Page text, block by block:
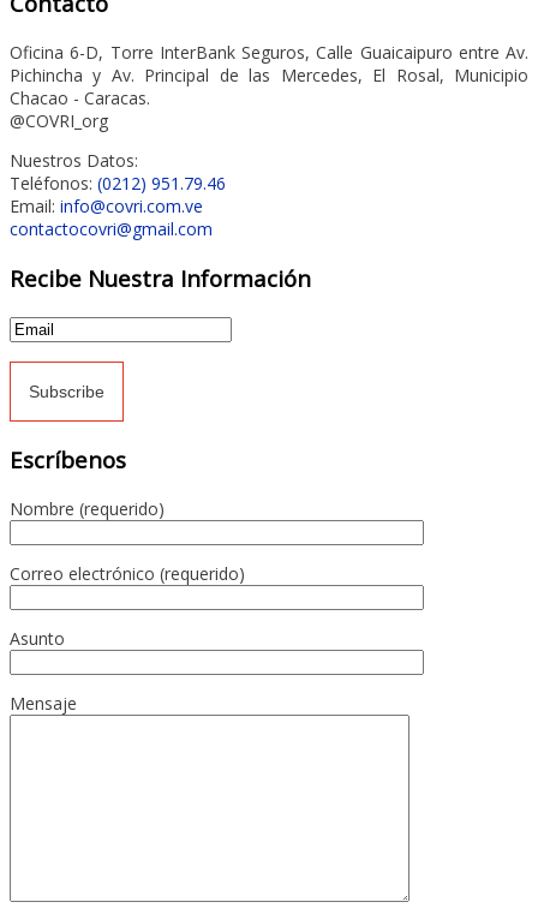
Oficina 6-D, Torre InterBank Seguros, Calle Guaicaipuro entre Av.
Pichincha y Av. Principal de las Mercedes, El Rosal, Municipio
Chacao - Caracas.
@COVRI_org
Nuestros Datos:
Teléfonos: (0212) 951.79.46
Email: info@covri.com.ve
contactocovri@gmail.com
Recibe Nuestra Información
Escríbenos
Nombre (requerido)
Correo electrónico (requerido)
Asunto
Mensaje